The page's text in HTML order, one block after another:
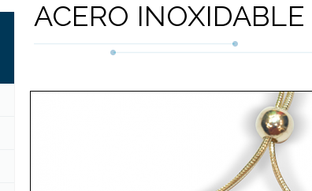
ACERO INOXIDABLE